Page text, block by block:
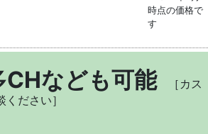
時点の価格で
す
CHなども可能［カス
ださい］